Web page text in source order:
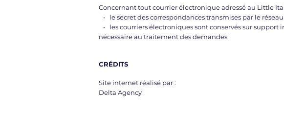
Concernant tout courrier électronique adressé au Little
• le secret des correspondances transmises par le
• les courriers électroniques sont conservés sur
nécessaire au traitement des demandes
CRÉDITS
Site internet réalisé par :
Delta Agency